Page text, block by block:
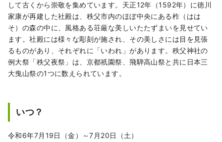
して古くから崇敬を集めています。天正12年（1592年）に徳川
家康が再建した社殿は、秩父市内のほぼ中央にある柞（はは
そ）の森の中に、風格ある荘厳な美しいたたずまいを見せてい
ます。社殿には様々な彫刻が施され、その美しさには目を見張
るものがあり、それぞれに「いわれ」があります。秩父神社の
例大祭「秩父夜祭」は、京都祇園祭、飛騨高山祭と共に日本三
大曳山祭の1つに数えられています。
いつ？
令和6年7月19日（金）～7月20日（土）